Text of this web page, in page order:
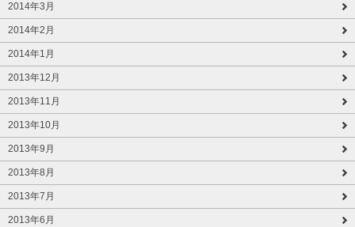
2014年3月
2014年2月
2014年1月
2013年12月
2013年11月
2013年10月
2013年9月
2013年8月
2013年7月
2013年6月